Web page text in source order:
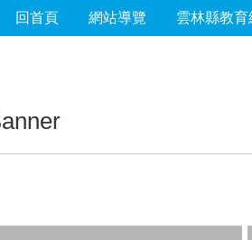
回首頁 網站導覽 雲林縣教育